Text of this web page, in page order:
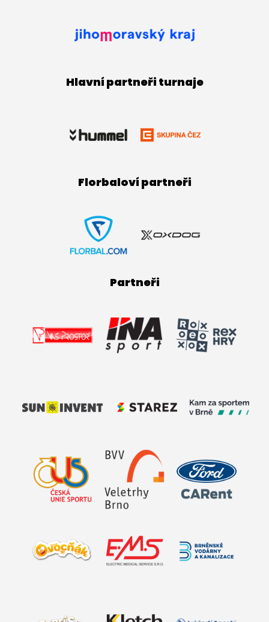
Hlavní partneři turnaje
Florbaloví partneři
Partneři